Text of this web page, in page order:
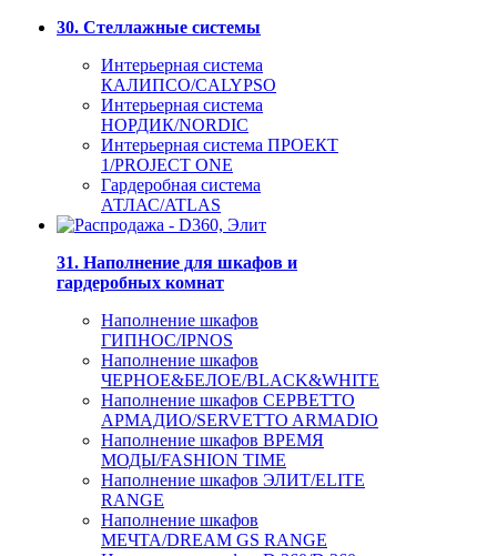
30. Стеллажные системы
Интерьерная система
КАЛИПСО/CALYPSO
Интерьерная система
НОРДИК/NORDIC
Интерьерная система ПРОЕКТ
1/PROJECT ONE
Гардеробная система
АТЛАС/ATLAS
31. Наполнение для шкафов и
гардеробных комнат
Наполнение шкафов
ГИПНОС/IPNOS
Наполнение шкафов
ЧЕРНОЕ&БЕЛОЕ/BLACK&WHITE
Наполнение шкафов СЕРВЕТТО
АРМАДИО/SERVETTO ARMADIO
Наполнение шкафов ВРЕМЯ
МОДЫ/FASHION TIME
Наполнение шкафов ЭЛИТ/ELITE
RANGE
Наполнение шкафов
МЕЧТА/DREAM GS RANGE